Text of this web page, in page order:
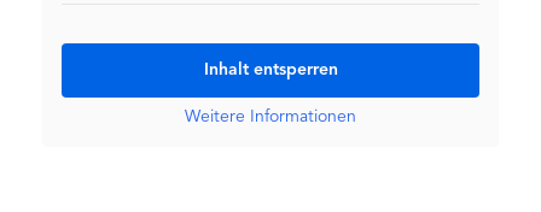
Inhalt entsperren
Weitere Informationen